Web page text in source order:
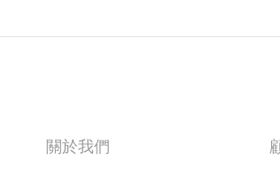
關於我們